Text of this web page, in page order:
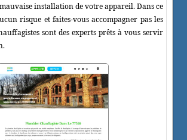
installation de votre appareil. Dans ce
risque et faites-vous accompagner pas les
sont des experts prêts à vous servir